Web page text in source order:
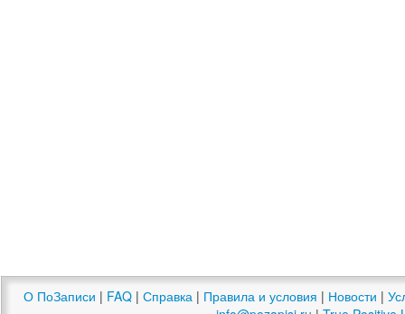
О ПоЗаписи | FAQ | Справка | Правила и условия | Новости |